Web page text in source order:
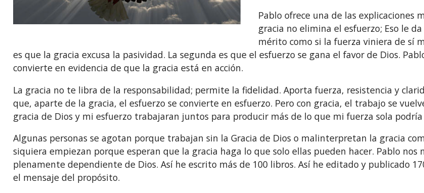
Pablo ofrece una de las explicaciones
gracia no elimina el esfuerzo; Eso le
mérito como si la fuerza viniera de sí
es que la gracia excusa la pasividad. La segunda es que el esfuerzo se gana el favor de Dios.
convierte en evidencia de que la gracia está en acción.
La gracia no te libra de la responsabilidad; permite la fidelidad. Aporta fuerza, resistencia y
que, aparte de la gracia, el esfuerzo se convierte en esfuerzo. Pero con gracia, el trabajo se
gracia de Dios y mi esfuerzo trabajaran juntos para producir más de lo que mi fuerza sola podría
Algunas personas se agotan porque trabajan sin la Gracia de Dios o malinterpretan la gracia
siquiera empiezan porque esperan que la gracia haga lo que solo ellas pueden hacer. Pablo
plenamente dependiente de Dios. Así he escrito más de 100 libros. Así he editado y publicado
el mensaje del propósito.